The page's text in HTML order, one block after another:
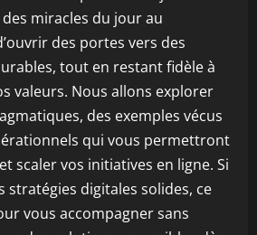
miracles du jour au
des portes vers des
tout en restant fidèle à
valeurs. Nous allons explorer
des exemples vécus
qui vous permettront
scaler vos initiatives en ligne. Si
stratégies digitales solides, ce
vous accompagner sans